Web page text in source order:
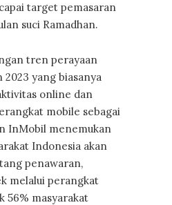
target pemasaran
suci Ramadhan.
tren perayaan
2023 yang biasanya
online dan
mobile sebagai
InMobil menemukan
Indonesia akan
penawaran,
melalui perangkat
56% masyarakat